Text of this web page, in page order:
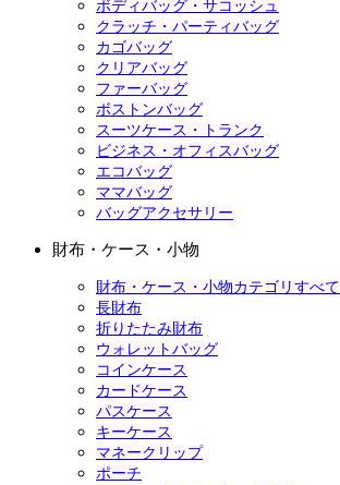
ボディバッグ・サコッシュ
クラッチ・パーティバッグ
カゴバッグ
クリアバッグ
ファーバッグ
ボストンバッグ
スーツケース・トランク
ビジネス・オフィスバッグ
エコバッグ
ママバッグ
バッグアクセサリー
財布・ケース・小物
財布・ケース・小物カテゴリすべて
長財布
折りたたみ財布
ウォレットバッグ
コインケース
カードケース
パスケース
キーケース
マネークリップ
ポーチ